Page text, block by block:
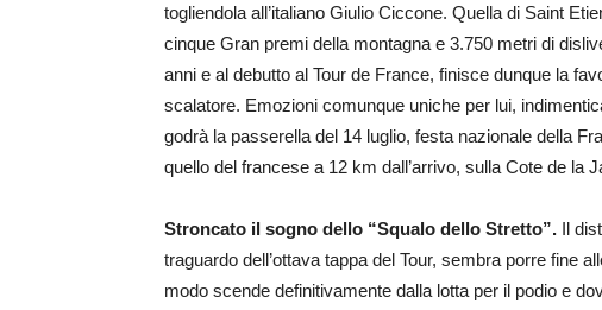
togliendola all’italiano Giulio Ciccone. Quella di Saint
cinque Gran premi della montagna e 3.750 metri di
anni e al debutto al Tour de France, finisce dunque la
scalatore. Emozioni comunque uniche per lui,
godrà la passerella del 14 luglio, festa nazionale della
quello del francese a 12 km dall’arrivo, sulla Cote de la
Stroncato il sogno dello “Squalo dello Stretto”. Il
traguardo dell’ottava tappa del Tour, sembra porre fine
modo scende definitivamente dalla lotta per il podio e